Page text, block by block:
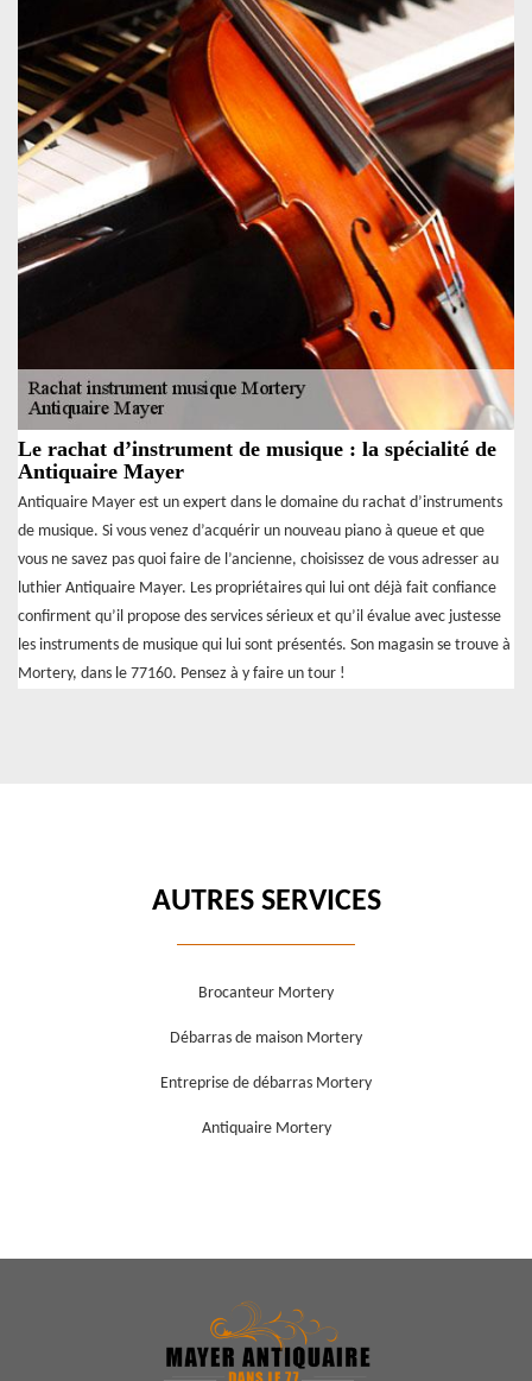
Le rachat d’instrument de musique : la spécialité de
Antiquaire Mayer
Antiquaire Mayer est un expert dans le domaine du rachat d’instruments
de musique. Si vous venez d’acquérir un nouveau piano à queue et que
vous ne savez pas quoi faire de l’ancienne, choisissez de vous adresser au
luthier Antiquaire Mayer. Les propriétaires qui lui ont déjà fait confiance
confirment qu’il propose des services sérieux et qu’il évalue avec justesse
les instruments de musique qui lui sont présentés. Son magasin se trouve à
Mortery, dans le 77160. Pensez à y faire un tour !
AUTRES SERVICES
Brocanteur Mortery
Débarras de maison Mortery
Entreprise de débarras Mortery
Antiquaire Mortery